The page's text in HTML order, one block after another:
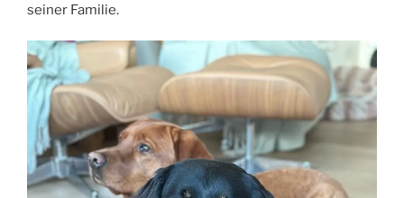
seiner Familie.